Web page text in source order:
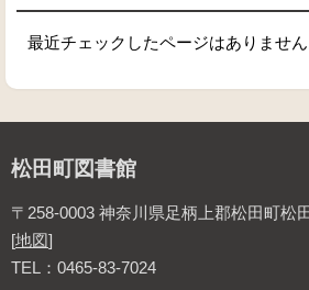
最近チェックしたページはありません
松田町図書館
〒258-0003 神奈川県足柄上郡松田町松
[地図]
TEL：0465-83-7024